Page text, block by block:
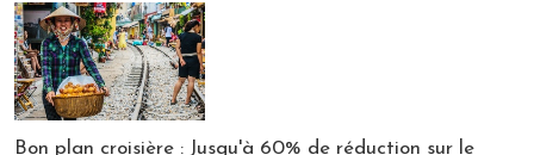
Bon plan croisière : Jusqu'à 60% de réduction sur le